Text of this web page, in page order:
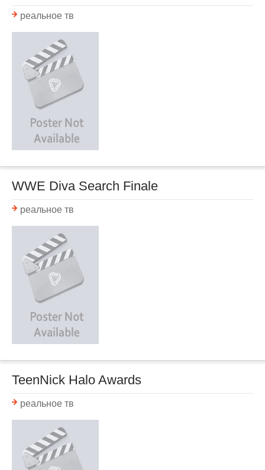
реальное тв
WWE Diva Search Finale
реальное тв
TeenNick Halo Awards
реальное тв